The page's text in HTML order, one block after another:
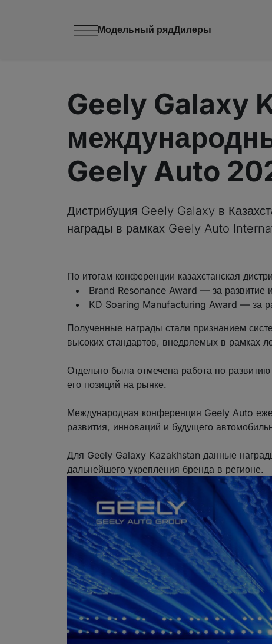
Модельный рядДилеры
Geely Galaxy
Geely Auto
Дистрибуция Geely Galaxy в
награды в рамках Geely Auto
По итогам конференции казахстанская
Brand Resonance Award — за развитие
KD Soaring Manufacturing Award — за
Полученные награды стали признанием
высоких стандартов, внедряемых в рамках
Отдельно была отмечена работа по
его позиций на рынке.
Международная конференция Geely Auto
развития, инноваций и будущего
Для Geely Galaxy Kazakhstan данные
дальнейшего укрепления бренда в регионе.